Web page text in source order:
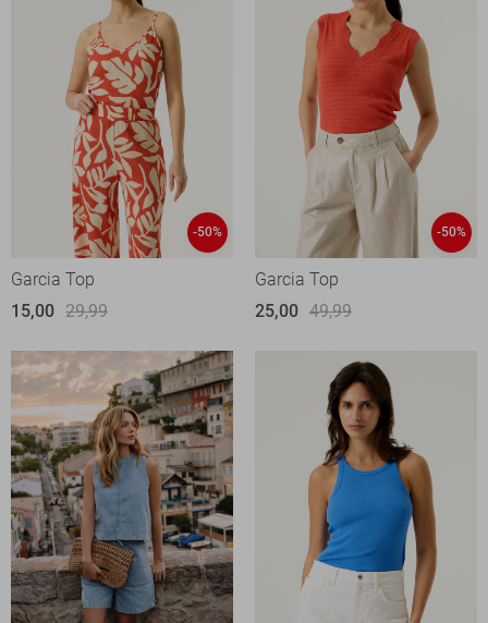
-50%
Garcia Top
15,00 29,99
-50%
Garcia Top
25,00 49,99